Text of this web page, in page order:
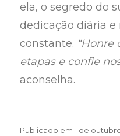
ela, o segredo do
dedicação diária
constante. “Honre
etapas e confie
aconselha.
Publicado em1 de